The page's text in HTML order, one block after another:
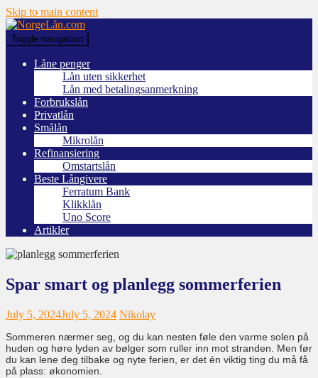
Skip to main content
Toggle navigation
Låne penger
Lån uten sikkerhet
Lån med betalingsanmerkning
Forbrukslån
Privatlån
Smålån
Mikrolån
Refinansiering
Omstartslån
Beste Långivere
Ferratum Bank
Klikklån
Uno Score
Artikler
Spar smart og planlegg sommerferien
July 5, 2024July 5, 2024 Nikolay
Sommeren nærmer seg, og du kan nesten føle den varme solen på
huden og høre lyden av bølger som ruller inn mot stranden. Men før
du kan lene deg tilbake og nyte ferien, er det én viktig ting du må få
på plass: økonomien.